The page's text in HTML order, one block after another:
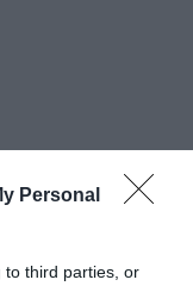
Personal
to third parties, or